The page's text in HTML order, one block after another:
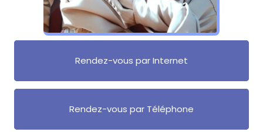
Rendez-vous par Internet
Rendez-vous par Téléphone